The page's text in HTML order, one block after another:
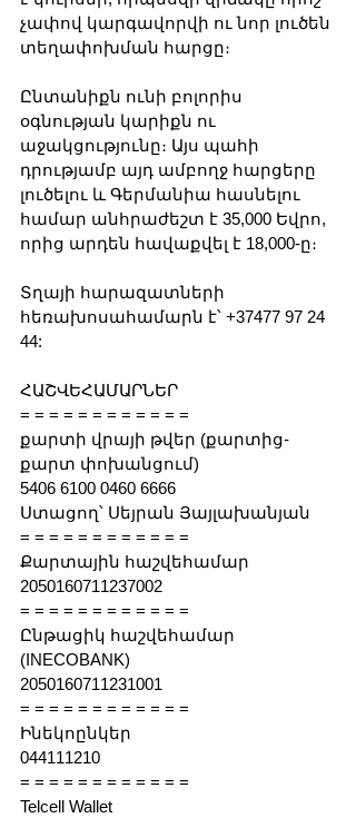
չափով կարգավորվի ու նոր լուծեն
տեղափոխման հարցը։
Ընտանիքն ունի բոլորիս
օգնության կարիքն ու
աջակցությունը։ Այս պահի
դրությամբ այդ ամբողջ հարցերը
լուծելու և Գերմանիա հասնելու
համար անհրաժեշտ է 35,000 Եվրո,
որից արդեն հավաքվել է 18,000-ը։
Տղայի հարազատների
հեռախոսահամարն է՝ +37477 97 24
44:
ՀԱՇՎԵՀԱՄԱՐՆԵՐ
= = = = = = = = = = = =
քարտի վրայի թվեր (քարտից-
քարտ փոխանցում)
5406 6100 0460 6666
Ստացող՝ Սեյրան Յայլախանյան
= = = = = = = = = = = =
Քարտային հաշվեհամար
2050160711237002
= = = = = = = = = = = =
Ընթացիկ հաշվեհամար
(INECOBANK)
2050160711231001
= = = = = = = = = = = =
Ինեկոընկեր
044111210
= = = = = = = = = = = =
Telcell Wallet